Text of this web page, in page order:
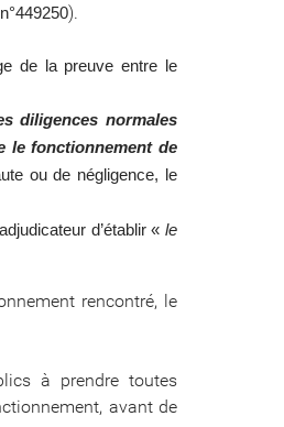
).
de la preuve entre le
diligences normales
le fonctionnement de
ou de négligence, le
d’établir « le
rencontré, le
à prendre toutes
avant de